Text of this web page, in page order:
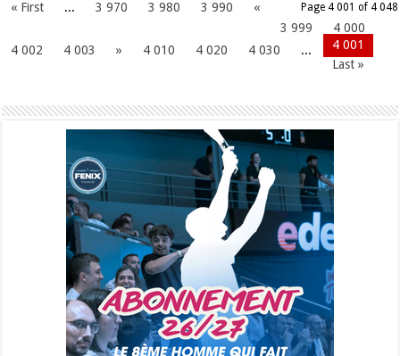
Page 4 001 of 4 048
« First ... 3 970 3 980 3 990
«
3 999
4 000
4 001
4 002 4 003 » 4 010 4 020 4 030
...
Last »